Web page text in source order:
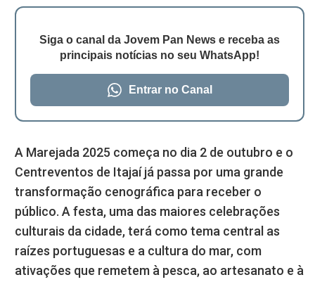
Siga o canal da Jovem Pan News e receba as
principais notícias no seu WhatsApp!
Entrar no Canal
A Marejada 2025 começa no dia 2 de outubro e o
Centreventos de Itajaí já passa por uma grande
transformação cenográfica para receber o
público. A festa, uma das maiores celebrações
culturais da cidade, terá como tema central as
raízes portuguesas e a cultura do mar, com
ativações que remetem à pesca, ao artesanato e à